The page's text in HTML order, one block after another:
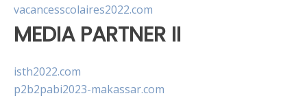
vacancesscolaires2022.com
MEDIA PARTNER II
isth2022.com
p2b2pabi2023-makassar.com